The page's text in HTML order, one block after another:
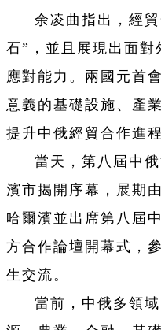
余凌曲指出，經
石”，並且展現出面
應對能力。兩國元首
意義的基礎設施、產
提升中俄經貿合作進程
當天，第八屆中
濱市揭開序幕，展期
哈爾濱並出席第八屆
方合作論壇開幕式，
生交流。
當前，中俄多領